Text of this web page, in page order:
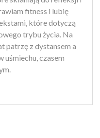
fitness i lubię
które dotyczą
trybu życia. Na
patrzę z dystansem a
uśmiechu, czasem